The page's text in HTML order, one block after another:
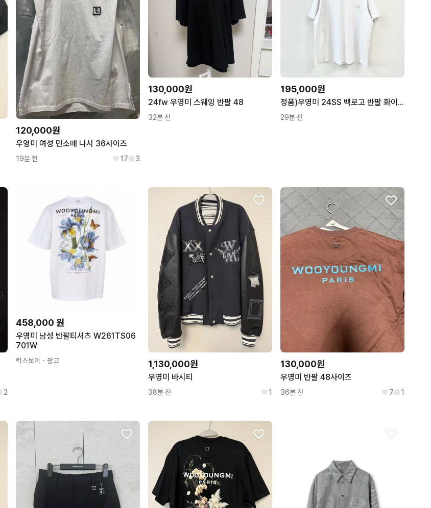
120,000원
우영미 여성 민소매 나시 36사이즈
19분 전 17 3
130,000원
24fw 우영미 스웨잉 반팔 48
32분 전
195,000원
정품)우영미 24SS 백로고 반팔 화이트
29분 전
2
458,000 원
우영미 남성 반팔티셔츠 W261TS06
701W
럭스보이 ・광고 1,130,000원
우영미 바시티
38분 전 1
130,000원
우영미 반팔 48사이즈
36분 전 7 1